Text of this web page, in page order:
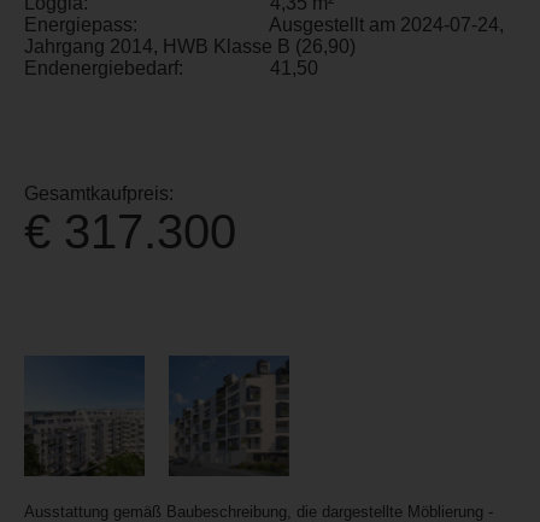
Energiepass:
Ausgestellt am 2024-07-24,
Jahrgang 2014, HWB Klasse B (26,90)
Endenergiebedarf:
41,50
Gesamtkaufpreis:
€ 317.300
Ausstattung gemäß Baubeschreibung, die dargestellte Möblierung -